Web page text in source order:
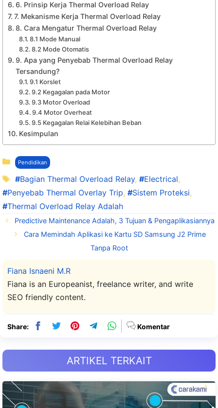
6. Prinsip Kerja Thermal Overload Relay
7. Mekanisme Kerja Thermal Overload Relay
8. Cara Mengatur Thermal Overload Relay
8.1 Mode Manual
8.2 Mode Otomatis
9. Apa yang Penyebab Thermal Overload Relay
Tersandung?
9.1 Korslet
9.2 Kegagalan pada Motor
9.3 Motor Overload
9.4 Motor Overheat
9.5 Kegagalan Relai Kelebihan Beban
Kesimpulan
Kategori
Pendidikan
Tag
Bagian Thermal Overload Relay, Electrical,
Penyebab Thermal Overlay Trip, Sistem Proteksi,
Thermal Overload Relay Adalah
Predictive Maintenance Adalah, 3 Tujuan & Pengaplikasiannya
Cara Memindah Aplikasi ke Kartu SD Samsung J2 Prime
Tanpa Root
Fiana Isnaeni M.R
Fiana is an Europeanist, freelance writer, and write
SEO friendly content.
Share: Komentar
ARTIKEL TERKAIT